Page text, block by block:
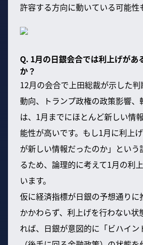
許容する方向に動いている可能性
Q. 1月の日銀会合では利上げがあ
か？
12月の会合で上田総裁が示した
動向、トランプ政権の政策影響、
は、1月までにほとんど新しい情
能性が高いです。もし1月に利上
が新しい情報だったのか」という
るため、論理的に考えて1月の利
います。
仮に経済指標が日銀の予想通りに
かかわらず、利上げを行わない状
れば、日銀が意図的に「ビハイン